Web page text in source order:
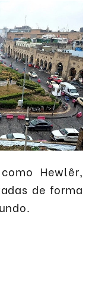
Hewlêr,
de forma